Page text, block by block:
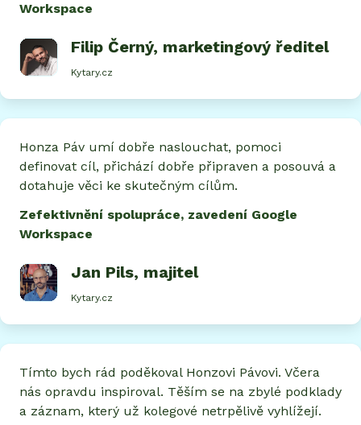
Workspace
Filip Černý, marketingový ředitel
Kytary.cz
Honza Páv umí dobře naslouchat, pomoci
definovat cíl, přichází dobře připraven a posouvá a
dotahuje věci ke skutečným cílům.
Zefektivnění spolupráce, zavedení Google
Workspace
Jan Pils, majitel
Kytary.cz
Tímto bych rád poděkoval Honzovi Pávovi. Včera
nás opravdu inspiroval. Těším se na zbylé podklady
a záznam, který už kolegové netrpělivě vyhlížejí.